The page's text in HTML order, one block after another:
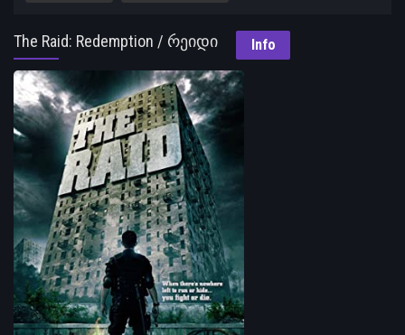
The Raid: Redemption / რეიდი Info